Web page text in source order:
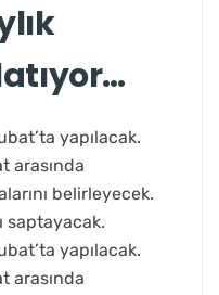
yapılacak.
arasında
belirleyecek.
saptayacak.
yapılacak.
arasında